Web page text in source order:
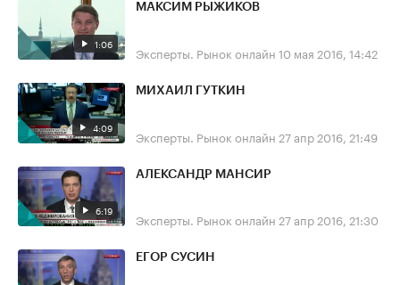
1:06
МАКСИМ РЫЖИКОВ
Эксперты. Рынок онлайн 10 мая 2016, 14:42
4:09
МИХАИЛ ГУТКИН
Эксперты. Рынок онлайн 27 апр 2016, 21:49
6:19
АЛЕКСАНДР МАНСИР
Эксперты. Рынок онлайн 27 апр 2016, 21:30
ЕГОР СУСИН